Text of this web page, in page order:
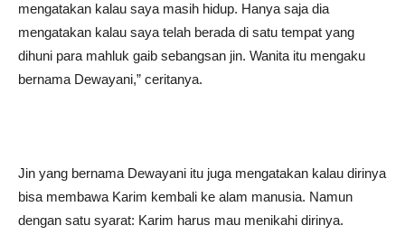
mengatakan kalau saya masih hidup. Hanya saja dia
mengatakan kalau saya telah berada di satu tempat yang
dihuni para mahluk gaib sebangsan jin. Wanita itu mengaku
bernama Dewayani,” ceritanya.
Jin yang bernama Dewayani itu juga mengatakan kalau dirinya
bisa membawa Karim kembali ke alam manusia. Namun
dengan satu syarat: Karim harus mau menikahi dirinya.